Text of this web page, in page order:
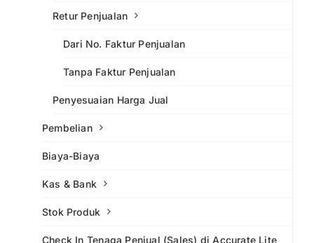
Retur Penjualan
Dari No. Faktur Penjualan
Tanpa Faktur Penjualan
Penyesuaian Harga Jual
Pembelian
Biaya-Biaya
Kas & Bank
Stok Produk
Check In Tenaga Penjual (Sales) di Accurate Lite